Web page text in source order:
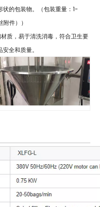
的包装物。（包装重量：1-
件））
质，易于清洗消毒，符合卫生要
全和质量。